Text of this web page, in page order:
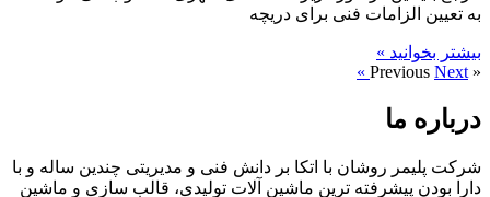
به تعیین الزامات فنی برای دریچه‌
بیشتر بخوانید »
« Previous
Next »
درباره ما
شرکت پلیمر روشان با اتکا بر دانش فنی و مدیریتی چندین ساله و با
دارا بودن پیشرفته ترین ماشین آلات تولیدی، قالب سازی و ماشین